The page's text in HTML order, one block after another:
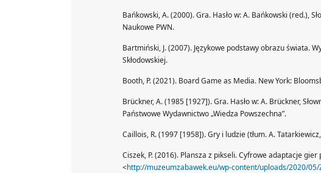
Bańkowski, A. (2000). Gra. Hasło w: A. Bańkowski (red.),
Naukowe PWN.
Bartmiński, J. (2007). Językowe podstawy obrazu świata.
Skłodowskiej.
Booth, P. (2021). Board Game as Media. New York:
Brückner, A. (1985 [1927]). Gra. Hasło w: A. Brückner,
Państwowe Wydawnictwo „Wiedza Powszechna”.
Caillois, R. (1997 [1958]). Gry i ludzie (tłum. A.
Ciszek, P. (2016). Plansza z pikseli. Cyfrowe adaptacje
<http://muzeumzabawek.eu/wp-content/uploads/2020/